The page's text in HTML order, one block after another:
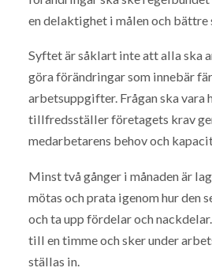
en delaktighet i målen och bättre
Syftet är såklart inte att alla ska
göra förändringar som innebär
arbetsuppgifter. Frågan ska vara
tillfredsställer företagets krav
medarbetarens behov och
Minst två gånger i månaden är
mötas och prata igenom hur den
och ta upp fördelar och
till en timme och sker under
ställas in.